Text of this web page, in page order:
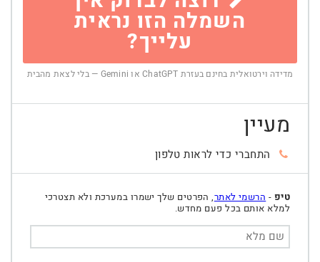
השמלה הזו נראית
עלייך?
מדידה וירטואלית בחינם בעזרת ChatGPT או Gemini — בלי לצאת מהבית
מעיין
התחברי כדי לראות טלפון
טיפ - הרשמי לאתר, הפרטים שלך ישמרו במערכת ולא תצטרכי
למלא אותם בכל פעם מחדש.